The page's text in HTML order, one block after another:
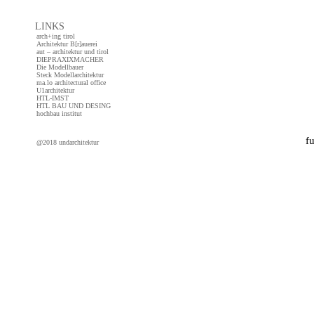
LINKS
arch+ing tirol
Architektur B[r]auerei
aut – architektur und tirol
DIEPRAXIXMACHER
Die Modellbauer
Steck Modellarchitektur
ma.lo architectural office
U1architektur
HTL-IMST
HTL BAU UND DESING
hochbau institut
@2018 undarchitektur